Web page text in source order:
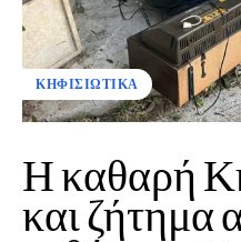
ΚΗΦΙΣΙΩΤΙΚΑ
Η καθαρή
και ζήτημα